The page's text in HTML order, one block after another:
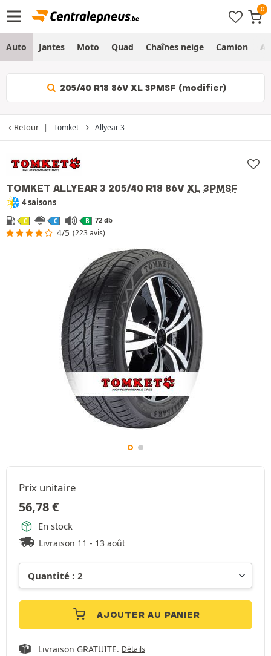
Auto Jantes Moto Quad Chaînes neige Camion
205/40 R18 86V XL 3PMSF (modifier)
Retour Tomket Allyear 3
TOMKET ALLYEAR 3 205/40 R18 86V XL 3PMSF
4 saisons
C C B 72 db
4/5 (223 avis)
Prix unitaire
56,78€
En stock
Livraison 11 - 13 août
AJOUTER AU PANIER
Livraison GRATUITE. Détails